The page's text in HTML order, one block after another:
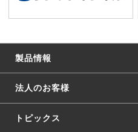
製品情報
法人のお客様
トピックス